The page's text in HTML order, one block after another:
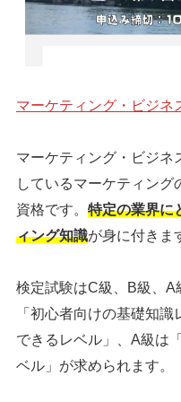
マーケティング・ビジネ
マーケティング・ビジネ
しているマーケティング
資格です。 特定の業界に
ィング知識が身に付きま
検定試験はC級、B級、
「初心者向けの基礎知
できるレベル」、A級は
ベル」が求められます。